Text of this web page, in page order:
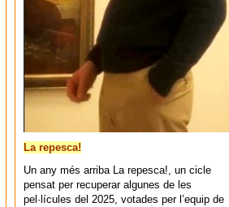
La repesca!
Un any més arriba La repesca!, un cicle
pensat per recuperar algunes de les
pel·lícules del 2025, votades per l’equip de